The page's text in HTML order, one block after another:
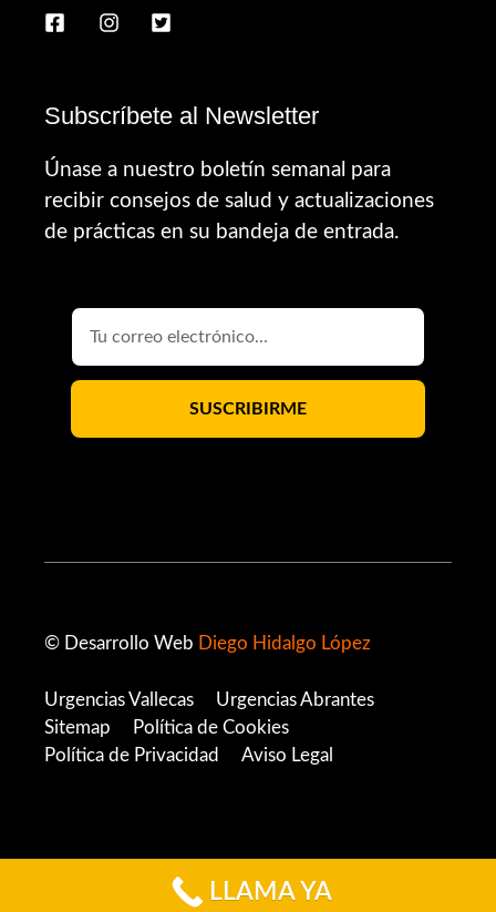
Subscríbete al Newsletter
Únase a nuestro boletín semanal para
recibir consejos de salud y actualizaciones
de prácticas en su bandeja de entrada.
© Desarrollo Web Diego Hidalgo López
Urgencias Vallecas
Urgencias Abrantes
Sitemap
Política de Cookies
Política de Privacidad
Aviso Legal
LLAMA YA